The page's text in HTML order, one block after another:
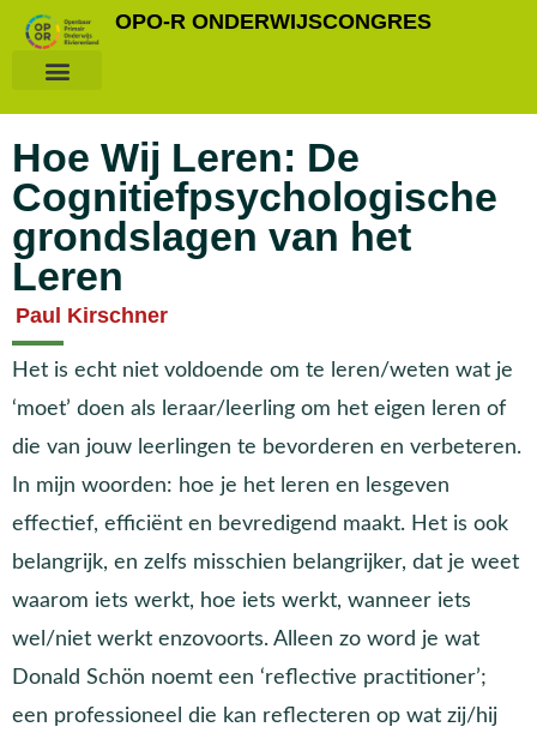
OPO-R ONDERWIJSCONGRES
Hoe Wij Leren: De
Cognitiefpsychologische
grondslagen van het
Leren
Paul Kirschner
Het is echt niet voldoende om te leren/weten wat je
‘moet’ doen als leraar/leerling om het eigen leren of
die van jouw leerlingen te bevorderen en verbeteren.
In mijn woorden: hoe je het leren en lesgeven
effectief, efficiënt en bevredigend maakt. Het is ook
belangrijk, en zelfs misschien belangrijker, dat je weet
waarom iets werkt, hoe iets werkt, wanneer iets
wel/niet werkt enzovoorts. Alleen zo word je wat
Donald Schön noemt een ‘reflective practitioner’;
een professioneel die kan reflecteren op wat zij/hij